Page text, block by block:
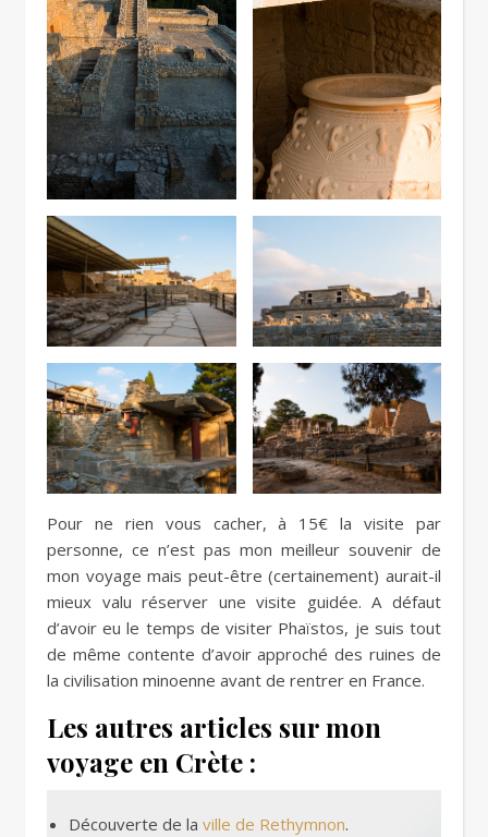
Pour ne rien vous cacher, à 15€ la visite par
personne, ce n’est pas mon meilleur souvenir de
mon voyage mais peut-être (certainement) aurait-il
mieux valu réserver une visite guidée. A défaut
d’avoir eu le temps de visiter Phaïstos, je suis tout
de même contente d’avoir approché des ruines de
la civilisation minoenne avant de rentrer en France.
Les autres articles sur mon
voyage en Crète :
Découverte de la ville de Rethymnon.